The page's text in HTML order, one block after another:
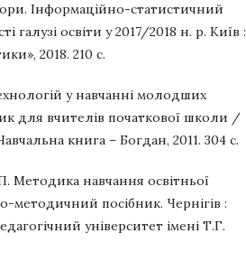
Інформаційно-статистичний
галузі освіти у 2017/2018 н. р. Київ :
2018. 210 с.
у навчанні молодших
для вчителів початкової школи /
книга – Богдан, 2011. 304 с.
Методика навчання освітньої
методичний посібник. Чернігів :
університет імені Т.Г.